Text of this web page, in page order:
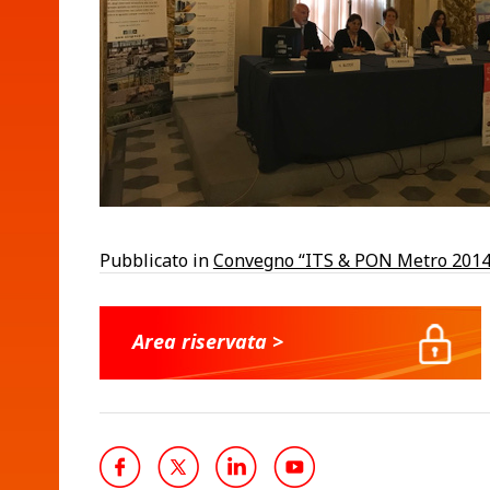
Pubblicato inConvegno “ITS & PON Metro
Area riservata >